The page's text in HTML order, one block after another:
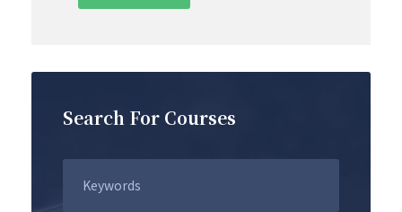
Search For Courses